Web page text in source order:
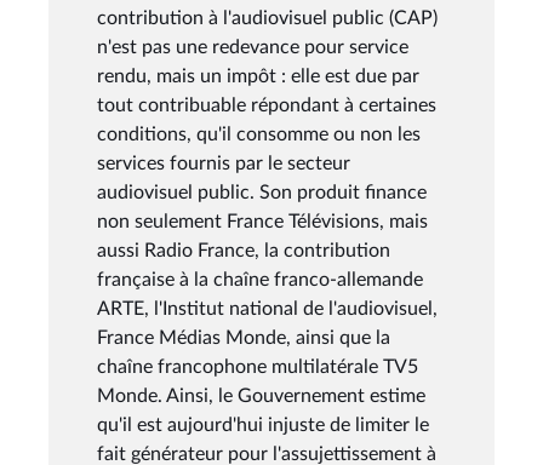
contribution à l'audiovisuel public (CAP)
n'est pas une redevance pour service
rendu, mais un impôt : elle est due par
tout contribuable répondant à certaines
conditions, qu'il consomme ou non les
services fournis par le secteur
audiovisuel public. Son produit finance
non seulement France Télévisions, mais
aussi Radio France, la contribution
française à la chaîne franco-allemande
ARTE, l'Institut national de l'audiovisuel,
France Médias Monde, ainsi que la
chaîne francophone multilatérale TV5
Monde. Ainsi, le Gouvernement estime
qu'il est aujourd'hui injuste de limiter le
fait générateur pour l'assujettissement à